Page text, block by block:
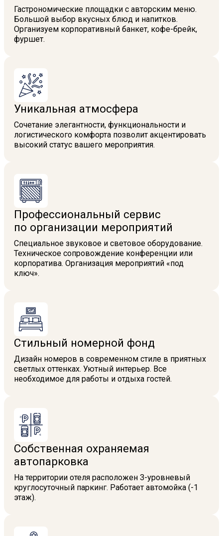
Гастрономические площадки с авторским меню.
Большой выбор вкусных блюд и напитков.
Организуем корпоративный банкет, кофе-брейк,
фуршет.
Уникальная атмосфера
Сочетание элегантности, функциональности и
логистического комфорта позволит акцентировать
высокий статус вашего мероприятия.
Профессиональный сервис
по организации мероприятий
Специальное звуковое и световое оборудование.
Техническое сопровождение конференции или
корпоратива. Организация мероприятий «под
ключ».
Стильный номерной фонд
Дизайн номеров в современном стиле в приятных
светлых оттенках. Уютный интерьер. Все
необходимое для работы и отдыха гостей.
Собственная охраняемая
автопарковка
На территории отеля расположен 3-уровневый
круглосуточный паркинг. Работает автомойка (-1
этаж).